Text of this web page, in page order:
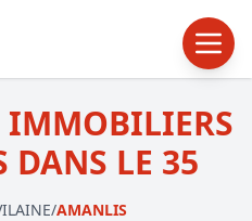
IMMOBILIERS
DANS LE 35
/AMANLIS